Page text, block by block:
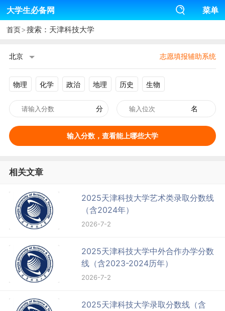
大学生必备网 菜单
首页>搜索：天津科技大学
北京 志愿填报辅助系统
物理 化学 政治 地理 历史 生物
分 名
输入分数，查看能上哪些大学
相关文章
2025天津科技大学艺术类录取分数线
（含2024年）
2026-7-2
2025天津科技大学中外合作办学分数
线（含2023-2024历年）
2026-7-2
2025天津科技大学录取分数线（含